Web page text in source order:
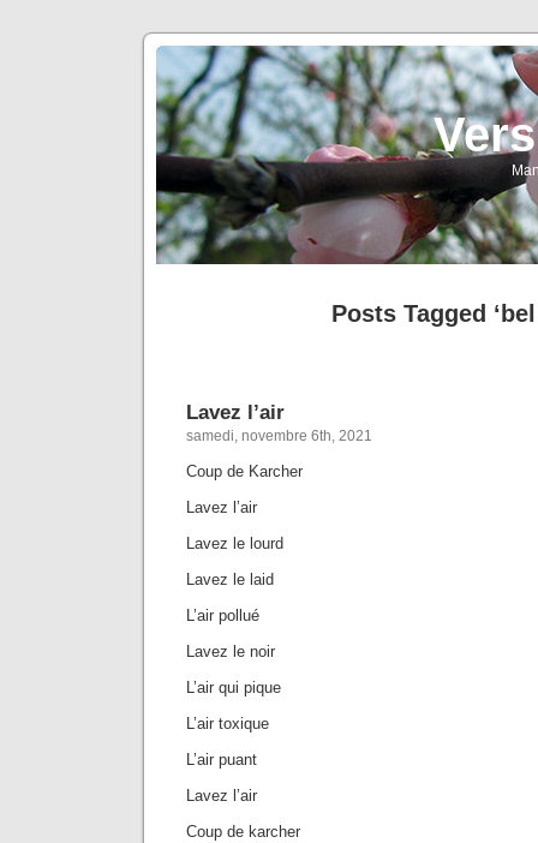
Posts Tagged
Lavez l’air
samedi, novembre 6th, 2021
Coup de Karcher
Lavez l’air
Lavez le lourd
Lavez le laid
L’air pollué
Lavez le noir
L’air qui pique
L’air toxique
L’air puant
Lavez l’air
Coup de karcher